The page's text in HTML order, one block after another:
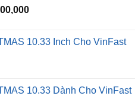
Giá
là:
10.33 Inch Cho VinFast
10.33 Dành Cho VinFast